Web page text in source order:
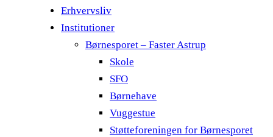
Erhvervsliv
Institutioner
Børnesporet – Faster Astrup
Skole
SFO
Børnehave
Vuggestue
Støtteforeningen for Børnesporet